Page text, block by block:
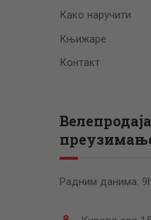
Како наручити
Књижаре
Контакт
Радним данима: